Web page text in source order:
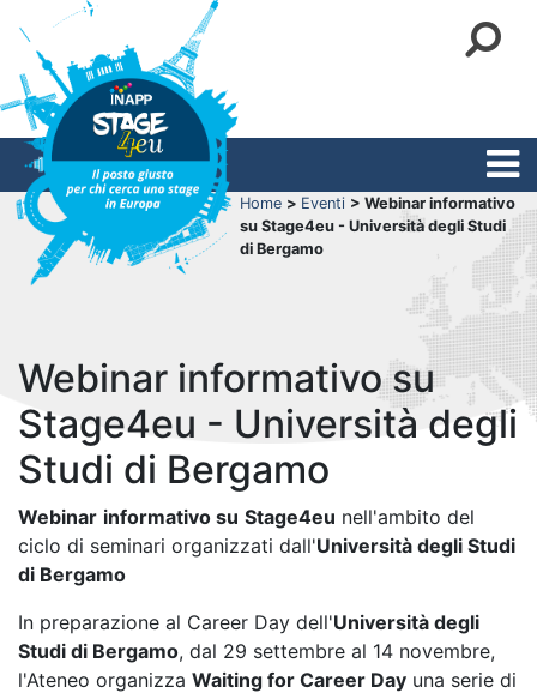
Home > Eventi > Webinar informativo
su Stage4eu - Università degli Studi
di Bergamo
Webinar informativo su
Stage4eu - Università degli
Studi di Bergamo
Webinar informativo su Stage4eu nell'ambito del
ciclo di seminari organizzati dall'Università degli Studi
di Bergamo
In preparazione al Career Day dell'Università degli
Studi di Bergamo, dal 29 settembre al 14 novembre,
l'Ateneo organizza Waiting for Career Day una serie di